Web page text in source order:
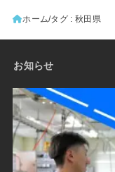
ホーム タグ : 秋田県
お知らせ